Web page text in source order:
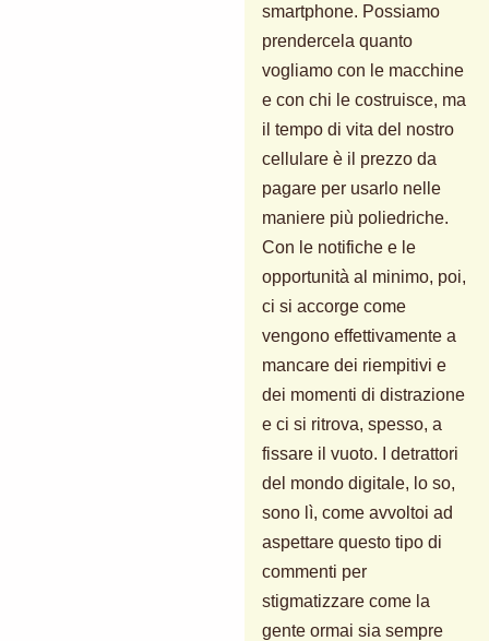
smartphone. Possiamo
prendercela quanto
vogliamo con le macchine
e con chi le costruisce, ma
il tempo di vita del nostro
cellulare è il prezzo da
pagare per usarlo nelle
maniere più poliedriche.
Con le notifiche e le
opportunità al minimo, poi,
ci si accorge come
vengono effettivamente a
mancare dei riempitivi e
dei momenti di distrazione
e ci si ritrova, spesso, a
fissare il vuoto. I detrattori
del mondo digitale, lo so,
sono lì, come avvoltoi ad
aspettare questo tipo di
commenti per
stigmatizzare come la
gente ormai sia sempre